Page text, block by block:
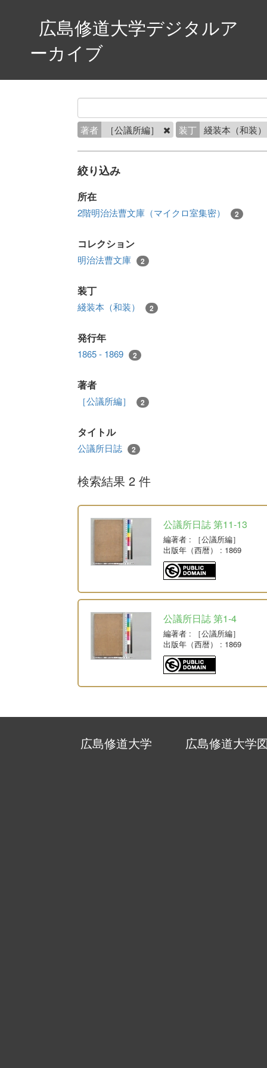
広島修道大学デジタルア
ーカイブ
著者 ［公議所編］ 装丁 綫装本（和装
絞り込み
所在
2階明治法曹文庫（マイクロ室集密） 2
コレクション
明治法曹文庫 2
装丁
綫装本（和装） 2
発行年
1865 - 1869 2
著者
［公議所編］ 2
タイトル
公議所日誌 2
検索結果 2 件
公議所日誌 第11-13
編著者 : ［公議所編］
出版年（西暦）
: 1869
公議所日誌 第1-4
編著者 : ［公議所編］
出版年（西暦）
: 1869
広島修道大学 広島修道大学